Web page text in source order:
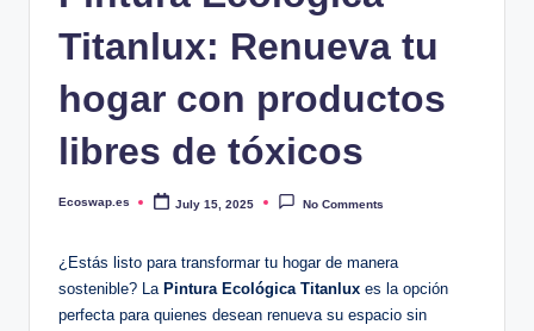
Titanlux: Renueva tu
hogar con productos
libres de tóxicos
Posted
Ecoswap.es July 15, 2025 No Comments
¿Estás listo para transformar tu hogar de manera
sostenible? La Pintura Ecológica Titanlux es la opción
perfecta para quienes desean renueva su espacio sin